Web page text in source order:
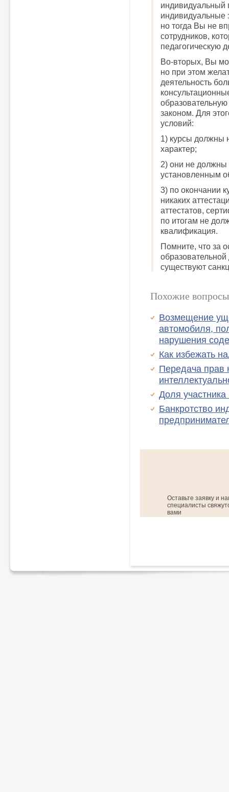
индивидуальный
индивидуальные
но тогда Вы не
сотрудников,
педагогическую
Во-вторых, Вы
но при этом
деятельность
законом. Для
условий:
1) курсы должны
характер;
2) они не должны
установленным
3) по окончании
никаких
аттестатов,
по итогам не
квалификация.
Помните, что за
образовательной
существуют
Похожие вопросы
Возмещение
автомобиля,
нарушения
Как избежать
Передача прав
Доля
Банкротство
Оставьте заявку и
специалисты
вами